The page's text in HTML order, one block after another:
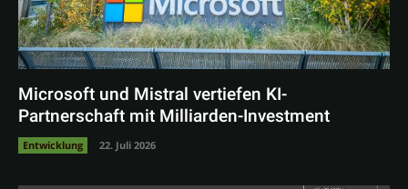
Microsoft und Mistral vertiefen KI-
Partnerschaft mit Milliarden-Investment
Entwicklung 22. Juli 2026